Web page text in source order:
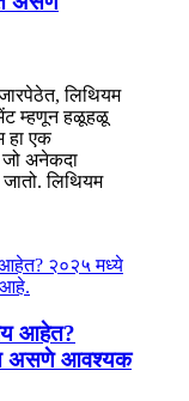
लिथियम
म्हणून हळूहळू
हा एक
जो अनेकदा
जातो. लिथियम
आहेत?
असणे आवश्यक